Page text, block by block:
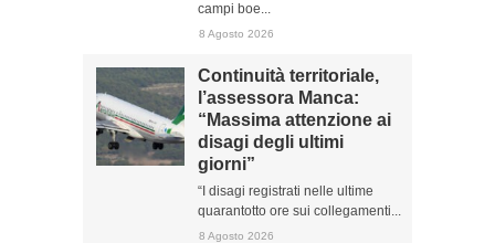
campi boe...
8 Agosto 2026
Continuità territoriale,
l’assessora Manca:
“Massima attenzione ai
disagi degli ultimi
giorni”
“I disagi registrati nelle ultime
quarantotto ore sui collegamenti...
8 Agosto 2026